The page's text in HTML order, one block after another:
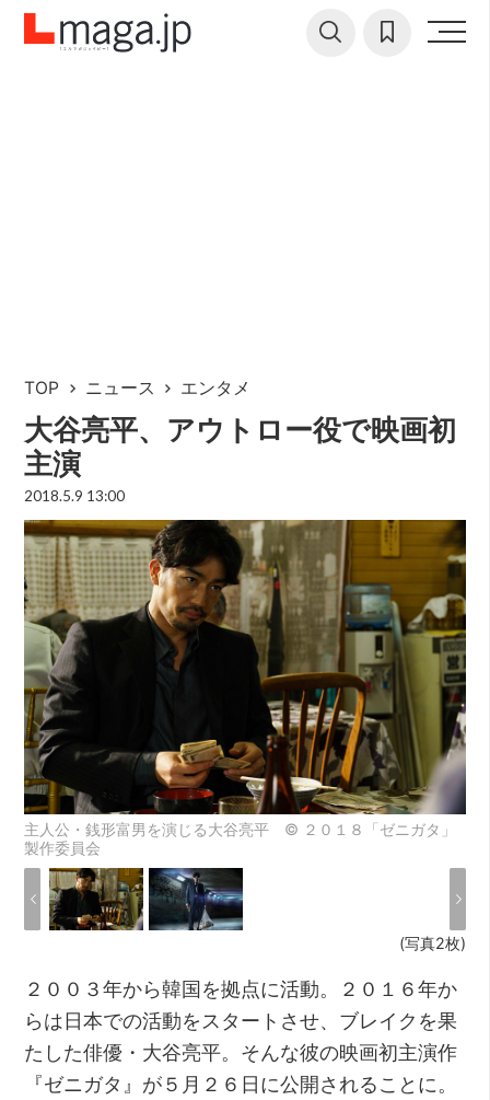
TOP ニュース エンタメ
大谷亮平、アウトロー役で映画初
主演
2018.5.9 13:00
主人公・銭形富男を演じる大谷亮平 © ２０１８「ゼニガタ」
製作委員会
(写真2枚)
２００３年から韓国を拠点に活動。２０１６年か
らは日本での活動をスタートさせ、ブレイクを果
たした俳優・大谷亮平。そんな彼の映画初主演作
『ゼニガタ』が５月２６日に公開されることに。